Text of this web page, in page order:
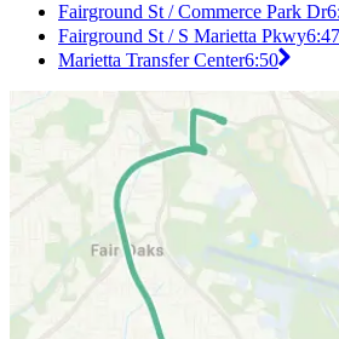
Fairground St / Commerce Park Dr
Fairground St / S Marietta Pkwy6:47
Marietta Transfer Center6:50